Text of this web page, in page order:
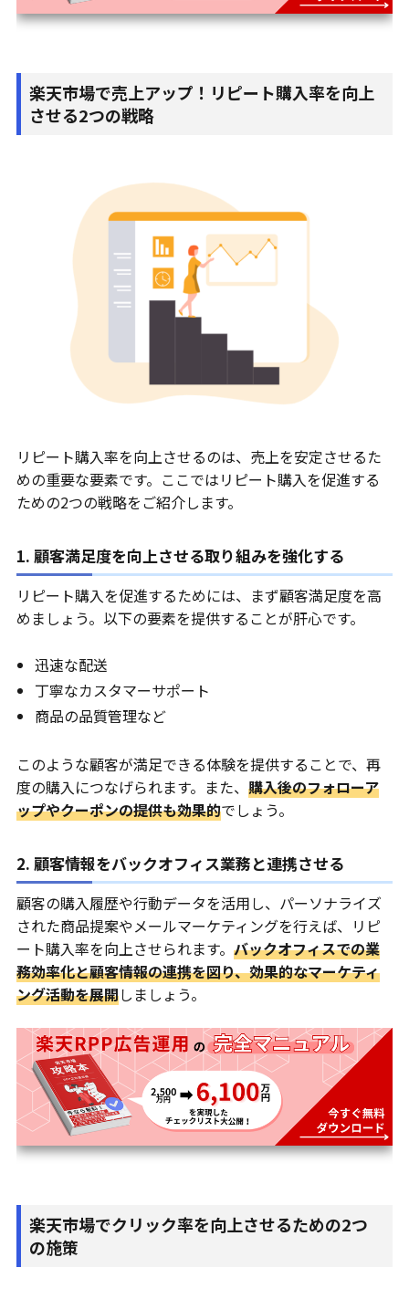
楽天市場で売上アップ！リピート購入率を向上
させる2つの戦略
リピート購入率を向上させるのは、売上を安定させるた
めの重要な要素です。ここではリピート購入を促進する
ための2つの戦略をご紹介します。
1. 顧客満足度を向上させる取り組みを強化する
リピート購入を促進するためには、まず顧客満足度を高
めましょう。以下の要素を提供することが肝心です。
迅速な配送
丁寧なカスタマーサポート
商品の品質管理など
このような顧客が満足できる体験を提供することで、再
度の購入につなげられます。また、購入後のフォローア
ップやクーポンの提供も効果的でしょう。
2. 顧客情報をバックオフィス業務と連携させる
顧客の購入履歴や行動データを活用し、パーソナライズ
された商品提案やメールマーケティングを行えば、リピ
ート購入率を向上させられます。バックオフィスでの業
務効率化と顧客情報の連携を図り、効果的なマーケティ
ング活動を展開しましょう。
楽天市場でクリック率を向上させるための2つ
の施策